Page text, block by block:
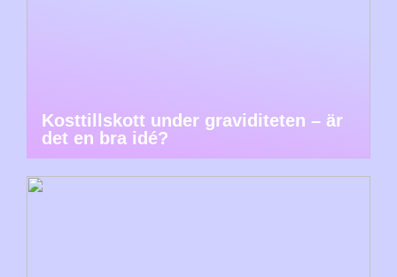
Kosttillskott under graviditeten – är
det en bra idé?